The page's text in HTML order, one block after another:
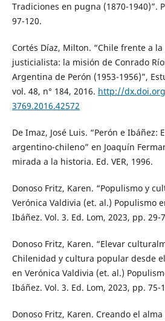
Tradiciones en pugna (1870-1940)”.
97-120.
Cortés Díaz, Milton. “Chile frente a
justicialista: la misión de Conrado
Argentina de Perón (1953-1956)”,
vol. 48, n° 184, 2016. http://
3769.2016.42572
De Imaz, José Luis. “Perón e Ibáñez:
argentino-chileno” en Joaquín
mirada a la historia. Ed. VER, 1996.
Donoso Fritz, Karen. “Populismo y
Verónica Valdivia (et. al.) Populismo
Ibáñez. Vol. 3. Ed. Lom, 2023, pp. 29-
Donoso Fritz, Karen. “Elevar
Chilenidad y cultura popular desde
en Verónica Valdivia (et. al.)
Ibáñez. Vol. 3. Ed. Lom, 2023, pp. 75-
Donoso Fritz, Karen. Creando el